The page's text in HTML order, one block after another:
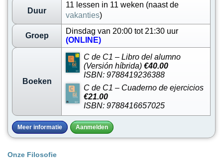
Duur
11 lessen in 11 weken (naast de
vakanties)
Groep
Dinsdag van 20:00 tot 21:30 uur
(ONLINE)
Boeken
C de C1 – Libro del alumno
(Versión híbrida) €40.00
ISBN: 9788419236388
C de C1 – Cuaderno de ejercicios
€21.00
ISBN: 9788416657025
Meer informatie Aanmelden
Onze Filosofie